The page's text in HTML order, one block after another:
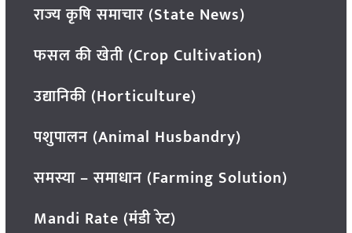
राज्य कृषि समाचार (State News)
फसल की खेती (Crop Cultivation)
उद्यानिकी (Horticulture)
पशुपालन (Animal Husbandry)
समस्या – समाधान (Farming Solution)
Mandi Rate (मंडी रेट)